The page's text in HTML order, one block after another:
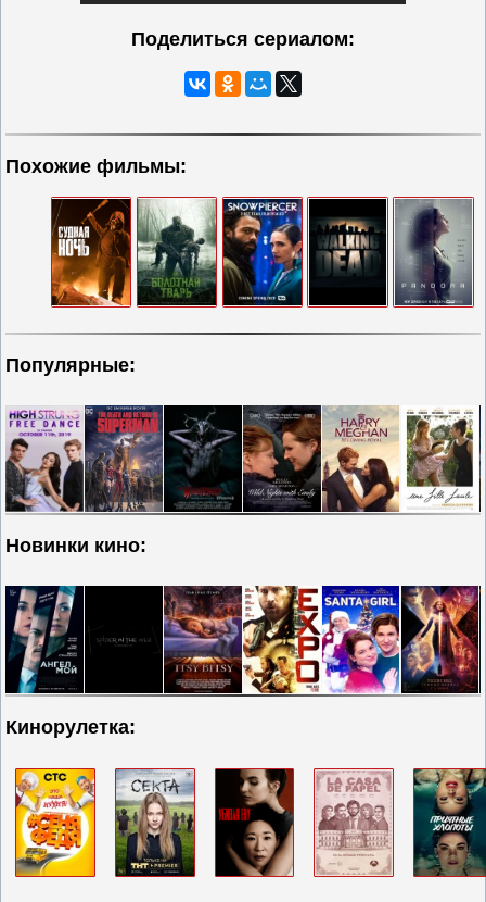
Поделиться сериалом:
Похожие фильмы:
Популярные:
Новинки кино:
Кинорулетка: